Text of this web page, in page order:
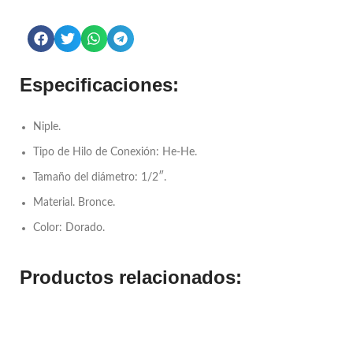
Especificaciones:
Niple.
Tipo de Hilo de Conexión: He-He.
Tamaño del diámetro: 1/2″.
Material. Bronce.
Color: Dorado.
Productos relacionados: